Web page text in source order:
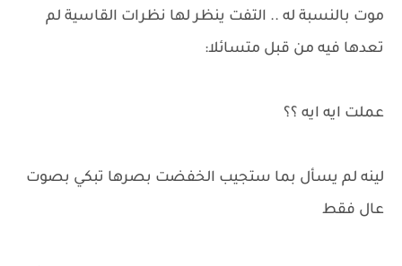
موت بالنسبة له .. التفت ينظر لها نظرات القاسية لم
تعدها فيه من قبل متسائلا:
عملت ايه ايه ؟؟
لينه لم يسأل بما ستجيب الخفضت بصرها تبكي بصوت
عال فقط